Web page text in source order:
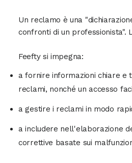
Un reclamo è una
confronti di un professionista".
Feefty si impegna:
a fornire informazioni chiare e
reclami, nonché un accesso
a gestire i reclami in modo
a includere nell'elaborazione
correttive basate sui